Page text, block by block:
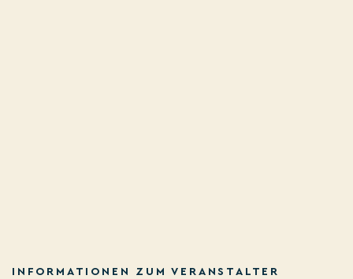
INFORMATIONEN ZUM VERANSTALTER